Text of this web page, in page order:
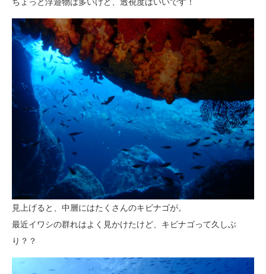
見上げると、中層にはたくさんのキビナゴが。
最近イワシの群れはよく見かけたけど、キビナゴって久しぶ
り？？